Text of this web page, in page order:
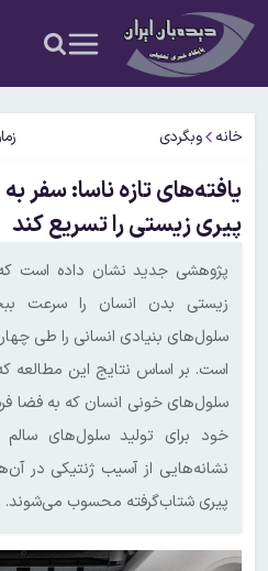
خانه وبگردی
یافته‌های تازه ناسا: سفر
پیری زیستی را تسریع کند
پژوهشی جدید نشان داده است
زیستی بدن انسان را سرعت
سلول‌های بنیادی انسانی را طی
است. بر اساس نتایج این مطالعه
سلول‌های خونی انسان که به فضا
خود برای تولید سلول‌های
نشانه‌هایی از آسیب ژنتیکی در
پیری شتاب‌گرفته محسوب می‌شوند.